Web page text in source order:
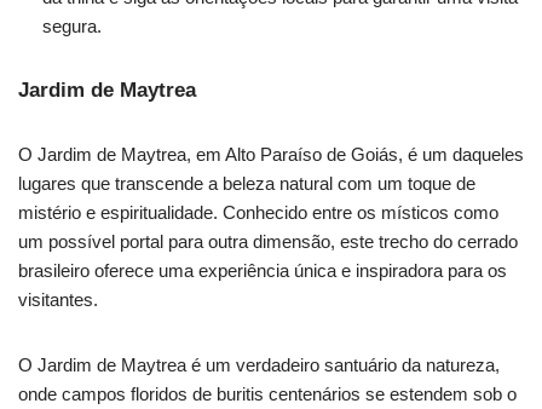
segura.
Jardim de Maytrea
O Jardim de Maytrea, em Alto Paraíso de Goiás, é um daqueles
lugares que transcende a beleza natural com um toque de
mistério e espiritualidade. Conhecido entre os místicos como
um possível portal para outra dimensão, este trecho do cerrado
brasileiro oferece uma experiência única e inspiradora para os
visitantes.
O Jardim de Maytrea é um verdadeiro santuário da natureza,
onde campos floridos de buritis centenários se estendem sob o